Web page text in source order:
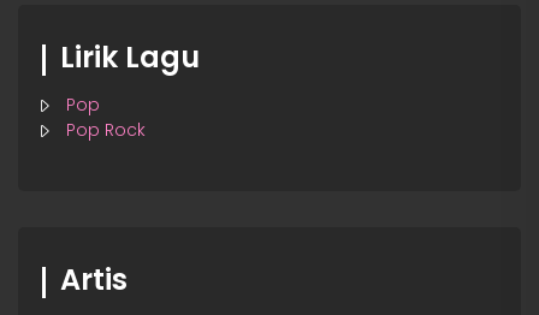
Lirik Lagu
Pop
Pop Rock
Artis